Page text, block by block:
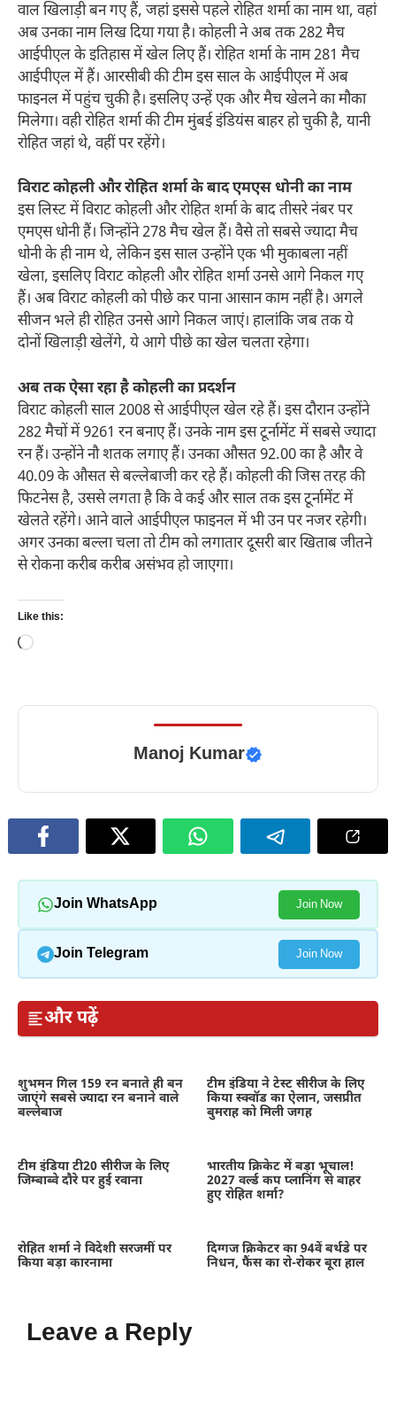
वाल ​खिलाड़ी बन गए हैं, जहां इससे पहले रोहित शर्मा का नाम था, वहां
अब उनका नाम लिख दिया गया है। कोहली ने अब तक 282 मैच
आईपीएल के इतिहास में खेल लिए हैं। रोहित शर्मा के नाम 281 मैच
आईपीएल में हैं। आरसीबी की टीम इस साल के आईपीएल में अब
फाइनल में पहुंच चुकी है। इसलिए उन्हें एक और मैच खेलने का मौका
मिलेगा। वही रोहित शर्मा की टीम मुंबई इंडियंस बाहर हो चुकी है, यानी
रोहित जहां थे, वहीं पर रहेंगे।
विराट कोहली और रोहित शर्मा के बाद एमएस धोनी का नाम
इस लिस्ट में विराट कोहली और रोहित शर्मा के बाद तीसरे नंबर पर
एमएस धोनी हैं। जिन्होंने 278 मैच खेल हैं। वैसे तो सबसे ज्यादा मैच
धोनी के ही नाम थे, लेकिन इस साल उन्होंने एक भी मुकाबला नहीं
खेला, इसलिए विराट कोहली और रोहित शर्मा उनसे आगे निकल गए
हैं। अब विराट कोहली को पीछे कर पाना आसान काम नहीं है। अगले
सीजन भले ही रोहित उनसे आगे निकल जाएं। हालांकि जब तक ये
दोनों खिलाड़ी खेलेंगे, ये आगे पीछे का खेल चलता रहेगा।
अब तक ऐसा रहा है कोहली का प्रदर्शन
विराट कोहली साल 2008 से आईपीएल खेल रहे हैं। इस दौरान उन्होंने
282 मैचों में 9261 रन बनाए हैं। उनके नाम इस टूर्नामेंट में सबसे ज्यादा
रन हैं। उन्होंने नौ शतक लगाए हैं। उनका औसत 92.00 का है और वे
40.09 के औसत से बल्लेबाजी कर रहे हैं। कोहली की जिस तरह की
फिटनेस है, उससे लगता है कि वे कई और साल तक इस टूर्नामेंट में
खेलते रहेंगे। आने वाले आईपीएल फाइनल में भी उन पर नजर रहेगी।
अगर उनका ​बल्ला चला तो टीम को लगातार दूसरी बार खिताब जीतने
से रोकना करीब करीब असंभव हो जाएगा।
Like this:
Loading…
Manoj Kumar
Join WhatsApp Join Now
Join Telegram Join Now
और पढ़ें
शुभमन गिल 159 रन बनाते ही बन
जाएंगे सबसे ज्यादा रन बनाने वाले
बल्लेबाज
टीम इंडिया ने टेस्ट सीरीज के लिए
किया स्क्वॉड का ऐलान, जसप्रीत
बुमराह को मिली जगह
टीम इंडिया टी20 सीरीज के लिए
जिम्बाब्वे दौरे पर हुई रवाना
भारतीय क्रिकेट में बड़ा भूचाल!
2027 वर्ल्ड कप प्लानिंग से बाहर
हुए रोहित शर्मा?
रोहित शर्मा ने विदेशी सरजमीं पर
किया बड़ा कारनामा
दिग्गज क्रिकेटर का 94वें बर्थडे पर
निधन, फैंस का रो-रोकर बूरा हाल
Leave a Reply